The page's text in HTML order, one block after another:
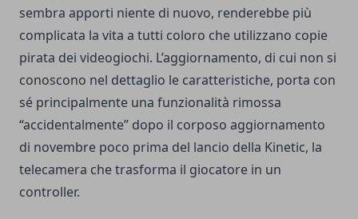
sembra apporti niente di nuovo, renderebbe più
complicata la vita a tutti coloro che utilizzano copie
pirata dei videogiochi. L’aggiornamento, di cui non si
conoscono nel dettaglio le caratteristiche, porta con
sé principalmente una funzionalità rimossa
“accidentalmente” dopo il corposo aggiornamento
di novembre poco prima del lancio della Kinetic, la
telecamera che trasforma il giocatore in un
controller.